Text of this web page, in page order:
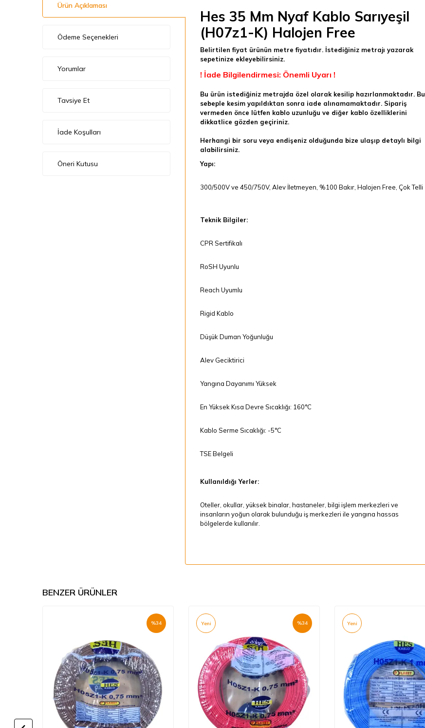
Ürün Açıklaması
Ödeme Seçenekleri
Yorumlar
Tavsiye Et
İade Koşulları
Öneri Kutusu
Hes 35 Mm Nyaf Kablo Sarıyeşil
(H07z1-K) Halojen Free
Belirtilen fiyat ürünün metre fiyatıdır. İstediğiniz metrajı yazarak
sepetinize ekleyebilirsiniz.
! İade Bilgilendirmesi: Önemli Uyarı !
Bu ürün istediğiniz metrajda özel olarak kesilip hazırlanmaktadır. Bu
sebeple kesim yapıldıktan sonra iade alınamamaktadır. Sipariş
vermeden önce lütfen kablo uzunluğu ve diğer kablo özelliklerini
dikkatlice gözden geçiriniz.
Herhangi bir soru veya endişeniz olduğunda bize ulaşıp detaylı bilgi
alabilirsiniz.
Yapı:
300/500V ve 450/750V, Alev İletmeyen, %100 Bakır, Halojen Free, Çok Telli
Teknik Bilgiler:
CPR Sertifikalı
RoSH Uyunlu
Reach Uyumlu
Rigid Kablo
Düşük Duman Yoğunluğu
Alev Geciktirici
Yangına Dayanımı Yüksek
En Yüksek Kısa Devre Sıcaklığı: 160°C
Kablo Serme Sıcaklığı: -5°C
TSE Belgeli
Kullanıldığı Yerler:
Oteller, okullar, yüksek binalar, hastaneler, bilgi işlem merkezleri ve
insanların yoğun olarak bulunduğu iş merkezleri ile yangına hassas
bölgelerde kullanılır.
BENZER ÜRÜNLER
%34 %34
Yeni Yeni